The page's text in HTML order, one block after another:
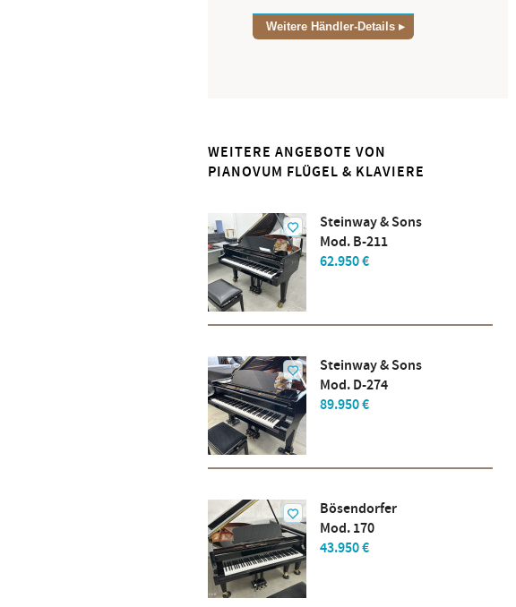
Weitere Händler-Details
WEITERE ANGEBOTE VON
PIANOVUM FLÜGEL & KLAVIERE
Steinway & Sons
Mod. B-211
62.950 €
Steinway & Sons
Mod. D-274
89.950 €
Bösendorfer
Mod. 170
43.950 €